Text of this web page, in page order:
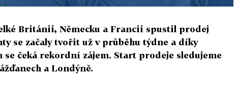
Británii, Německu a Francii spustil prodej
se začaly tvořit už v průběhu týdne a díky
čeká rekordní zájem. Start prodeje sledujeme
a Londýně.